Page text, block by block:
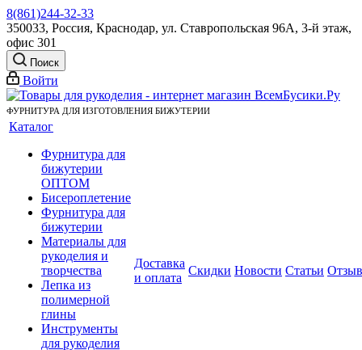
8(861)244-32-33
350033, Россия, Краснодар, ул. Ставропольская 96А, 3-й этаж,
офис 301
Поиск
Войти
ФУРНИТУРА ДЛЯ ИЗГОТОВЛЕНИЯ БИЖУТЕРИИ
Каталог
Фурнитура для
бижутерии
ОПТОМ
Бисероплетение
Фурнитура для
бижутерии
Материалы для
рукоделия и
творчества
Лепка из
полимерной
глины
Инструменты
для рукоделия
Доставка
и оплата
Скидки Новости Статьи